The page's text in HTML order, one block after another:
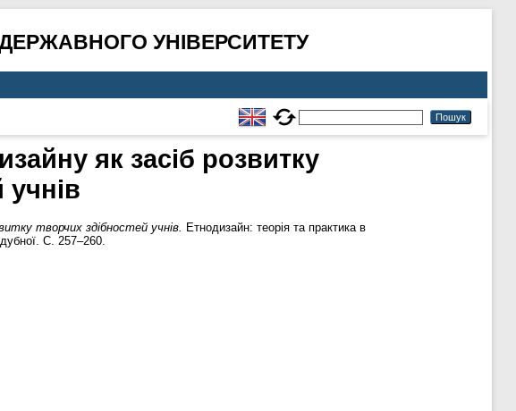
УНІВЕРСИТЕТУ
як засіб розвитку
учнів
творчих здібностей учнів. Етнодизайн: теорія та практика в
С. 257–260.